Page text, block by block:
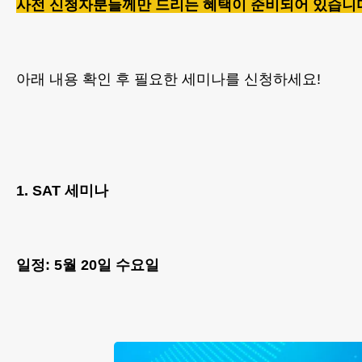
사전 신청자분들께만 드리는 혜택이 준비되어 있습니
아래 내용 확인 후 필요한 세미나를 신청하세요!
1. SAT 세미나
일정: 5월 20일 수요일